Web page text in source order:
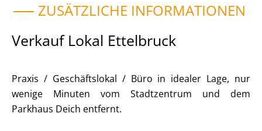
ZUSÄTZLICHE INFORMATIONEN
Verkauf Lokal Ettelbruck
Praxis / Geschäftslokal / Büro in idealer Lage, nur
wenige Minuten vom Stadtzentrum und dem
Parkhaus Deich entfernt.